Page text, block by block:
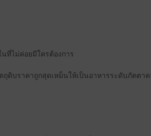
ที่ไม่ค่อยมีใครต้องการ
ดิบราคาถูกสุดเหม็นให้เป็นอาหารระดับภัตตา